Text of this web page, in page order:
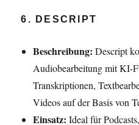
6. DESCRIPT
Beschreibung: Descript
Audiobearbeitung mit KI-
Transkriptionen,
Videos auf der Basis von
Einsatz: Ideal für